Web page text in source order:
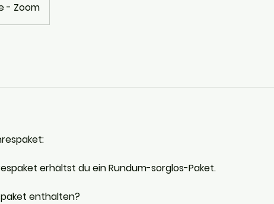
- Zoom
erhältst du ein Rundum-sorglos-Paket.
enthalten?